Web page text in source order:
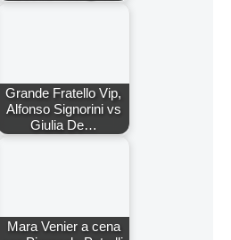
Grande Fratello Vip,
Alfonso Signorini vs
Giulia De…
Mara Venier a cena